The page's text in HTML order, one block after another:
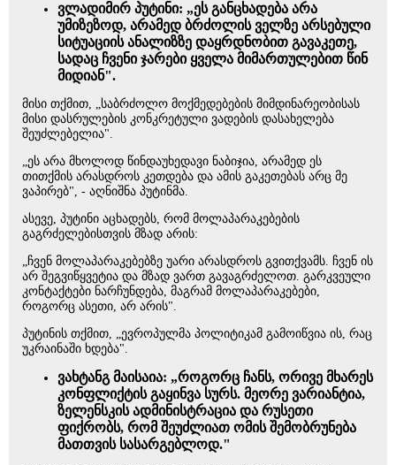
ვლადიმირ პუტინი: „ეს განცხადება არა
უმიზეზოდ, არამედ ბრძოლის ველზე არსებული
სიტუაციის ანალიზზე დაყრდნობით გავაკეთე,
სადაც ჩვენი ჯარები ყველა მიმართულებით წინ
მიდიან".
მისი თქმით, „საბრძოლო მოქმედებების მიმდინარეობისას
მისი დასრულების კონკრეტული ვადების დასახელება
შეუძლებელია".
„ეს არა მხოლოდ წინდაუხედავი ნაბიჯია, არამედ ეს
თითქმის არასდროს კეთდება და ამის გაკეთებას არც მე
ვაპირებ", - აღნიშნა პუტინმა.
ასევე, პუტინი აცხადებს, რომ მოლაპარაკებების
გაგრძელებისთვის მზად არის:
„ჩვენ მოლაპარაკებებზე უარი არასდროს გვითქვამს. ჩვენ ის
არ შეგვიწყვეტია და მზად ვართ გავაგრძელოთ. გარკვეული
კონტაქტები ნარჩუნდება, მაგრამ მოლაპარაკებები,
როგორც ასეთი, არ არის".
პუტინის თქმით, „ევროპულმა პოლიტიკამ გამოიწვია ის, რაც
უკრაინაში ხდება".
ვახტანგ მაისაია: „როგორც ჩანს, ორივე მხარეს
კონფლიქტის გაყინვა სურს. მეორე ვარიანტია,
ზელენსკის ადმინისტრაცია და რუსეთი
ფიქრობს, რომ შეუძლიათ ომის შემობრუნება
მათთვის სასარგებლოდ."